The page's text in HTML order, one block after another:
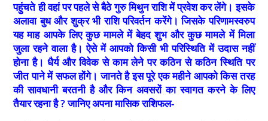
p o
k
पहुंचते ही वहां पर पहले से बैठे गुरु मिथुन राशि में प्रवेश कर लेंगे। इसके
अलावा बुध और शुक्र भी राशि परिवर्तन करेंगे। जिसके परिणामस्वरुप
यह माह आपके लिए कुछ मामले में बेहद शुभ और कुछ मामले में मिला
जुला रहने वाला है। ऐसे में आपको किसी भी परिस्थिति में उदास नहीं
होना है। धैर्य और विवेक से काम लेने पर कठिन से कठिन स्थिति पर
जीत पाने में सफल होंगे। जानते है इस पूरे एक महीने आपको किस तरह
की सावधानी बरतनी है और किन अवसरों का स्वागत करने के लिए
तैयार रहना है ? जानिए अपना मासिक राशिफल-